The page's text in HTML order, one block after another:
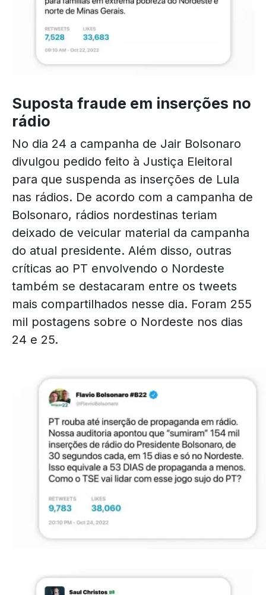
Suposta fraude em inserções no
rádio
No dia 24 a campanha de Jair Bolsonaro
divulgou pedido feito à Justiça Eleitoral
para que suspenda as inserções de Lula
nas rádios. De acordo com a campanha de
Bolsonaro, rádios nordestinas teriam
deixado de veicular material da campanha
do atual presidente. Além disso, outras
críticas ao PT envolvendo o Nordeste
também se destacaram entre os tweets
mais compartilhados nesse dia. Foram 255
mil postagens sobre o Nordeste nos dias
24 e 25.